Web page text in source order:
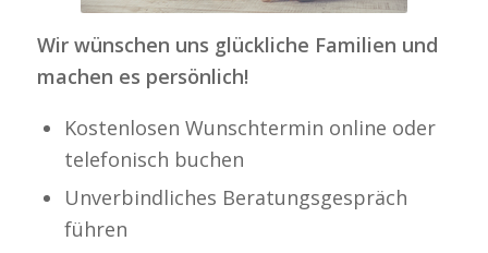
Wir wünschen uns glückliche Familien und
machen es persönlich!
Kostenlosen Wunschtermin online oder
telefonisch buchen
Unverbindliches Beratungsgespräch
führen